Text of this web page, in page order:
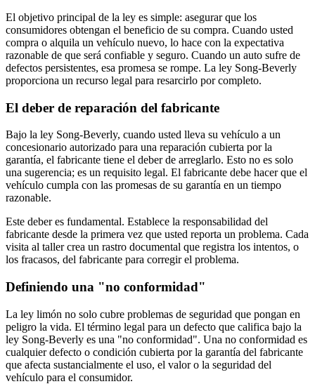
El objetivo principal de la ley es simple: asegurar que los
consumidores obtengan el beneficio de su compra. Cuando usted
compra o alquila un vehículo nuevo, lo hace con la expectativa
razonable de que será confiable y seguro. Cuando un auto sufre de
defectos persistentes, esa promesa se rompe. La ley Song-Beverly
proporciona un recurso legal para resarcirlo por completo.
El deber de reparación del fabricante
Bajo la ley Song-Beverly, cuando usted lleva su vehículo a un
concesionario autorizado para una reparación cubierta por la
garantía, el fabricante tiene el deber de arreglarlo. Esto no es solo
una sugerencia; es un requisito legal. El fabricante debe hacer que el
vehículo cumpla con las promesas de su garantía en un tiempo
razonable.
Este deber es fundamental. Establece la responsabilidad del
fabricante desde la primera vez que usted reporta un problema. Cada
visita al taller crea un rastro documental que registra los intentos, o
los fracasos, del fabricante para corregir el problema.
Definiendo una "no conformidad"
La ley limón no solo cubre problemas de seguridad que pongan en
peligro la vida. El término legal para un defecto que califica bajo la
ley Song-Beverly es una "no conformidad". Una no conformidad es
cualquier defecto o condición cubierta por la garantía del fabricante
que afecta sustancialmente el uso, el valor o la seguridad del
vehículo para el consumidor.